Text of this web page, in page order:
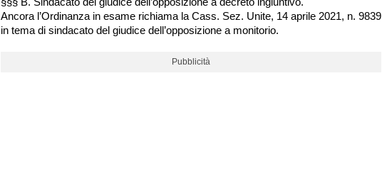
Ancora l’Ordinanza in esame richiama la Cass. Sez. Unite, 14 aprile 2021, n. 9839
in tema di sindacato del giudice dell’opposizione a monitorio.
Pubblicità